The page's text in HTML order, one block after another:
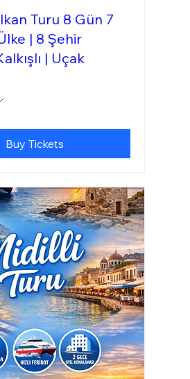
Turu 8 Gün 7
| 8 Şehir
| Uçak
Buy Tickets